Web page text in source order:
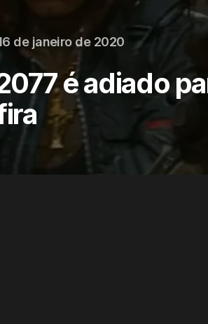
de janeiro de 2020
é adiado